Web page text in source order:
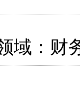
域：财